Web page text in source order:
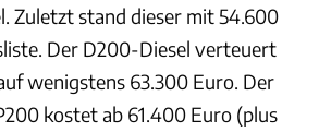
Zuletzt stand dieser mit 54.600
Der D200-Diesel verteuert
wenigstens 63.300 Euro. Der
kostet ab 61.400 Euro (plus